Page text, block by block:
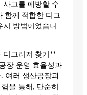
사고를 예방할 수
함께 적합한 디그
방법이었습니
디그리저 찾기**
장 운영 효율성과
여러 생산공장과
을 통해, 단순히